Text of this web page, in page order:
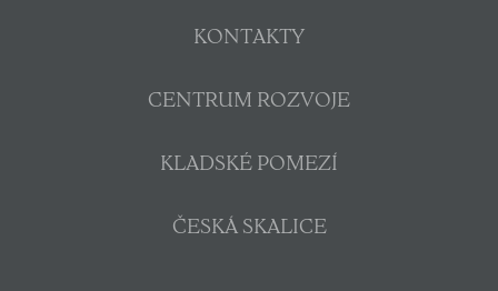
KONTAKTY
CENTRUM ROZVOJE
KLADSKÉ POMEZÍ
ČESKÁ SKALICE